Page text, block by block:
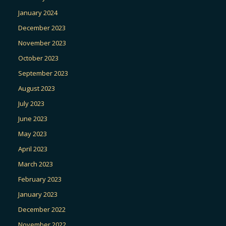
January 2024
December 2023
November 2023
October 2023
September 2023
August 2023
July 2023
June 2023
May 2023
April 2023
March 2023
February 2023
January 2023
December 2022